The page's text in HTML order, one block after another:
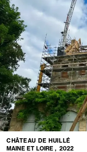
CHÂTEAU DE HUILLÉ
MAINE ET LOIRE , 2022